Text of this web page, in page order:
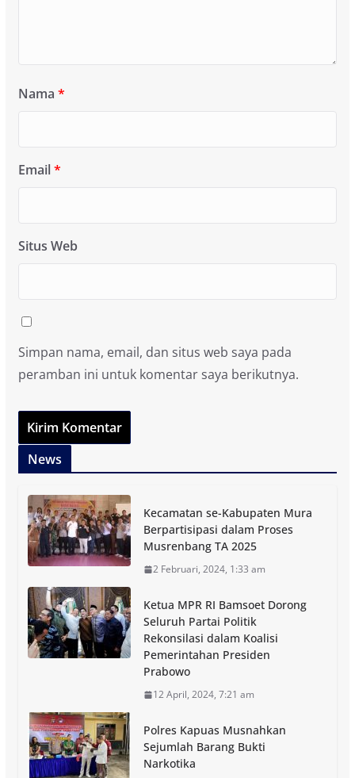
Nama *
Email*
Situs Web
Simpan nama, email, dan situs web saya pada
peramban ini untuk komentar saya berikutnya.
News
Kecamatan se-Kabupaten Mura
Berpartisipasi dalam Proses
Musrenbang TA 2025
2 Februari, 2024, 1:33 am
Ketua MPR RI Bamsoet Dorong
Seluruh Partai Politik
Rekonsilasi dalam Koalisi
Pemerintahan Presiden
Prabowo
12 April, 2024, 7:21 am
Polres Kapuas Musnahkan
Sejumlah Barang Bukti
Narkotika